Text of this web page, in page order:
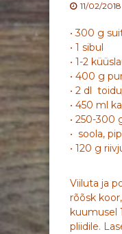
11/02/2018
• 300 g
• 1 sibul
• 1-2
• 400 g
• 2 dl
• 450 ml
• 250-300
• soola,
• 120 g
Viiluta ja
rõõsk
kuumusel
pliidile.